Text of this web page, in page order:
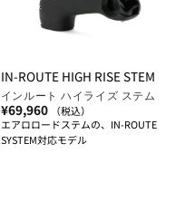
IN-ROUTE HIGH RISE STEM
インルート ハイライズ ステム
¥69,960
（税込）
エアロロードステムの、IN-ROUTE
SYSTEM対応モデル